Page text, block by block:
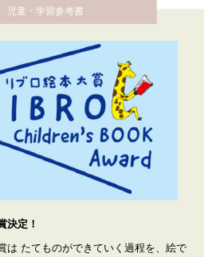
児童・学習参考書
決定！
は たてものができていく過程を、絵で